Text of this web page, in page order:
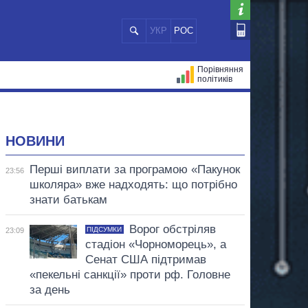
УКР РОС
Порівняння
політиків
НОВИНИ
23:56
Перші виплати за програмою «Пакунок
школяра» вже надходять: що потрібно
знати батькам
23:09 ПІДСУМКИ
Ворог обстріляв
стадіон «Чорноморець», а
Сенат США підтримав
«пекельні санкції» проти рф. Головне
за день